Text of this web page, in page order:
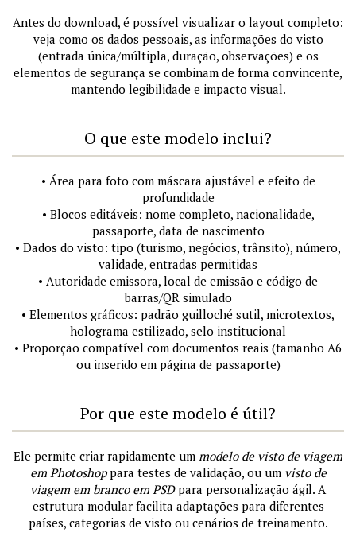
Antes do download, é possível visualizar o layout completo:
veja como os dados pessoais, as informações do visto
(entrada única/múltipla, duração, observações) e os
elementos de segurança se combinam de forma convincente,
mantendo legibilidade e impacto visual.
O que este modelo inclui?
• Área para foto com máscara ajustável e efeito de
profundidade
• Blocos editáveis: nome completo, nacionalidade,
passaporte, data de nascimento
• Dados do visto: tipo (turismo, negócios, trânsito), número,
validade, entradas permitidas
• Autoridade emissora, local de emissão e código de
barras/QR simulado
• Elementos gráficos: padrão guilloché sutil, microtextos,
holograma estilizado, selo institucional
• Proporção compatível com documentos reais (tamanho A6
ou inserido em página de passaporte)
Por que este modelo é útil?
Ele permite criar rapidamente um modelo de visto de viagem
em Photoshoppara testes de validação, ou um visto de
viagem em branco em PSDpara personalização ágil. A
estrutura modular facilita adaptações para diferentes
países, categorias de visto ou cenários de treinamento.